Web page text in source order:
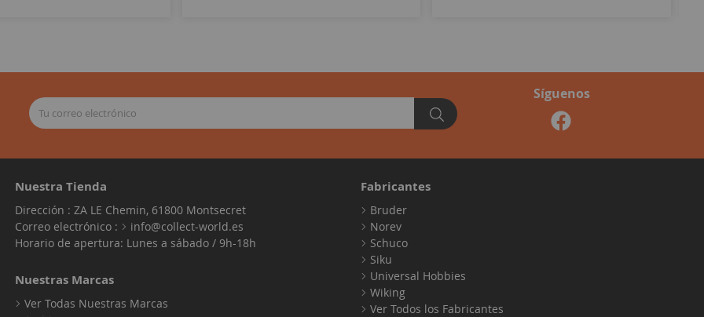
Síguenos
Nuestra Tienda
Dirección : ZA LE Chemin, 61800 Montsecret
Correo electrónico :
info@collect-world.es
Horario de apertura: Lunes a sábado / 9h-18h
Nuestras Marcas
Ver Todas Nuestras Marcas
Fabricantes
Bruder
Norev
Schuco
Siku
Universal Hobbies
Wiking
Ver Todos los Fabricantes